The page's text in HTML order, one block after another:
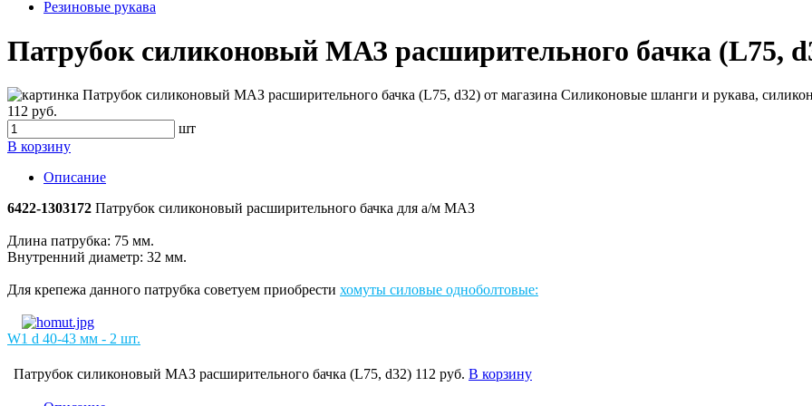
Резиновые рукава
Патрубок силиконовый МАЗ расширительного бачка (L75,
112 руб.
шт
В корзину
Описание
6422-1303172 Патрубок силиконовый расширительного бачка для а/м МАЗ
Длина патрубка: 75 мм.
Внутренний диаметр: 32 мм.
Для крепежа данного патрубка советуем приобрести хомуты силовые одноболтовые:
W1 d 40-43 мм - 2 шт.
Патрубок силиконовый МАЗ расширительного бачка (L75, d32) 112 руб. В корзину